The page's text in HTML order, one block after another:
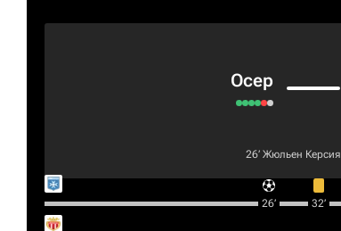
Осер
26‎’‎ Жюльен Керсия
26‎’‎ 32‎’‎